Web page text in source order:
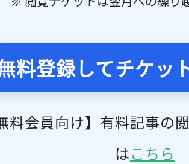
料登録してチケッ
料会員向け】有料記事の
はこちら